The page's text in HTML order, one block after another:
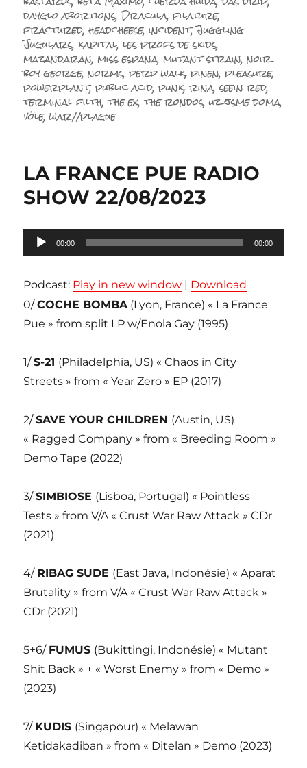
dayglo abortions,Dracula,filature,
fractured,headcheese,incident,Juggling
Jugulars, kapital,les profs de skids,
mazandaran,miss espana,mutant strain,noir
boy george,norms,perp walk,pinen,pleasure,
powerplant,public acid,punk,rina,seein red,
terminal filth,the ex,the rondos,uz jsme doma,
völe,war//plague
LA FRANCE PUE RADIO
SHOW 22/08/2023
Lecteur
audio
00:00 00:00
Podcast: Play in new window | Download
0/COCHE BOMBA (Lyon, France) « La France
Pue » from split LP w/Enola Gay (1995)
1/S-21 (Philadelphia, US) « Chaos in City
Streets » from « Year Zero » EP (2017)
2/SAVE YOUR CHILDREN (Austin, US)
« Ragged Company » from « Breeding Room »
Demo Tape (2022)
3/SIMBIOSE (Lisboa, Portugal) « Pointless
Tests » from V/A « Crust War Raw Attack » CDr
(2021)
4/ RIBAG SUDE (East Java, Indonésie) « Aparat
Brutality » from V/A « Crust War Raw Attack »
CDr (2021)
5+6/ FUMUS (Bukittingi, Indonésie) « Mutant
Shit Back » + « Worst Enemy » from « Demo »
(2023)
7/ KUDIS (Singapour) « Melawan
Ketidakadiban » from « Ditelan » Demo (2023)